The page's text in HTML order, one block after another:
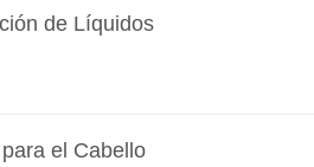
de Líquidos
el Cabello